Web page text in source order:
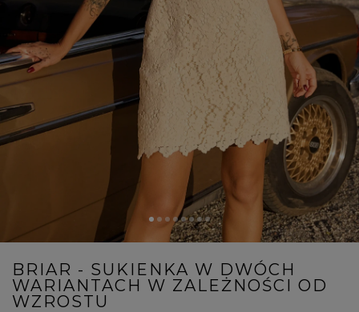
BRIAR - SUKIENKA W DWÓCH
WARIANTACH W ZALEŻNOŚCI OD
WZROSTU